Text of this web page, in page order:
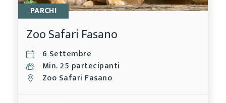
PARCHI
Zoo Safari Fasano
6 Settembre
Min. 25 partecipanti
Zoo Safari Fasano